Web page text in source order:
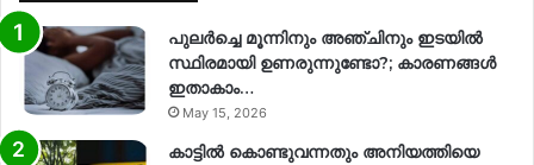
പുലർച്ചെ മൂന്നിനും അഞ്ചിനും ഇടയിൽ
സ്ഥിരമായി ഉണരുന്നുണ്ടോ?; കാരണങ്ങള്‍
ഇതാകാം…
May 15, 2026
കാട്ടിൽ കൊണ്ടുവന്നതും അനിയത്തിയെ